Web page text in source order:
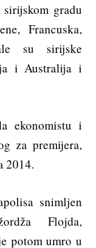
gradu
Francuska,
su sirijske
i Australija i
ekonomistu i
za premijera,
2014.
snimljen
Flojda,
potom umro u